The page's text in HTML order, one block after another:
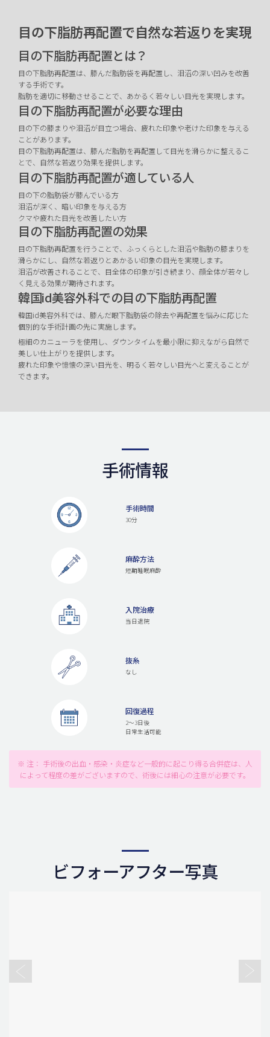
目の下脂肪再配置で自然な若返りを実現
目の下脂肪再配置とは？
目の下脂肪再配置は、膝んだ脂肪袋を再配置し、泪沼の深い凹みを改善
する手術です。
脂肪を適切に移動させることで、あかるく若々しい目光を実現します。
目の下脂肪再配置が必要な理由
目の下の膝まりや泪沼が目立つ場合、疲れた印象や老けた印象を与える
ことがあります。
目の下脂肪再配置は、膝んだ脂肪を再配置して目光を滑らかに整えるこ
とで、自然な若返り効果を提供します。
目の下脂肪再配置が適している人
目の下の脂肪袋が膝んでいる方
泪沼が深く、暗い印象を与える方
クマや疲れた目光を改善したい方
目の下脂肪再配置の効果
目の下脂肪再配置を行うことで、ふっくらとした泪沼や脂肪の膝まりを
滑らかにし、自然な若返りとあかるい印象の目光を実現します。
泪沼が改善されることで、目全体の印象が引き続まり、顔全体が若々し
く見える効果が期待されます。
韓国id美容外科での目の下脂肪再配置
韓国id美容外科では、膝んだ眼下脂肪袋の除去や再配置を悩みに応じた
個別的な手術計画の先に実施します。
極細のカニューラを使用し、ダウンタイムを最小限に抑えながら自然で
美しい仕上がりを提供します。
疲れた印象や憶懐の深い目光を、明るく若々しい目光へと変えることが
できます。
手術情報
手術時間
30分
麻酔方法
短期睡眠麻酔
入院治療
当日退院
抜糸
なし
回復過程
2～3日後
日常生活可能
※ 注： 手術後の出血・感染・炎症など一般的に起こり得る合併症は、人
によって程度の差がございますので、術後には細心の注意が必要です。
ビフォーアフター写真